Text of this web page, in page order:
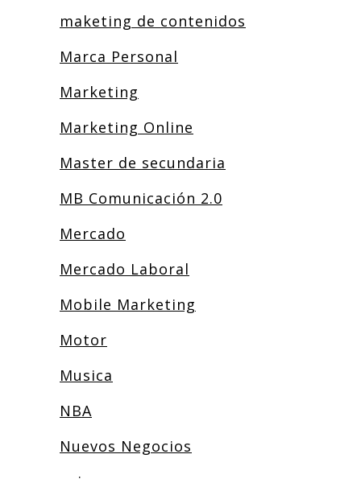
maketing de contenidos
Marca Personal
Marketing
Marketing Online
Master de secundaria
MB Comunicación 2.0
Mercado
Mercado Laboral
Mobile Marketing
Motor
Musica
NBA
Nuevos Negocios